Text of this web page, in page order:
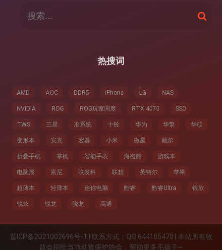
搜
索
热搜词
AMD AOC DDR5 iPhone LG NAS
NVIDIA ROG ROG玩家国度 RTX 4070 SSD
TWS 三星 准系统 十铨 华为 华擎 华硕
变形本 安克 宏碁 小米 微星 戴尔
折叠手机 掌机 智能手表 海盗船 游戏本
电脑展 索尼 联发科 联想 英特尔 苹果
超薄本 轻薄本 迷你电脑 酷睿 酷睿Ultra 银欣
锐炫 锐龙 骁龙 高通
晋ICP备2021002696号-1 | 联系方式：QQ 644105470 | 本站所有收
益会捐给当地动物保护协会，帮助更多毛孩子~